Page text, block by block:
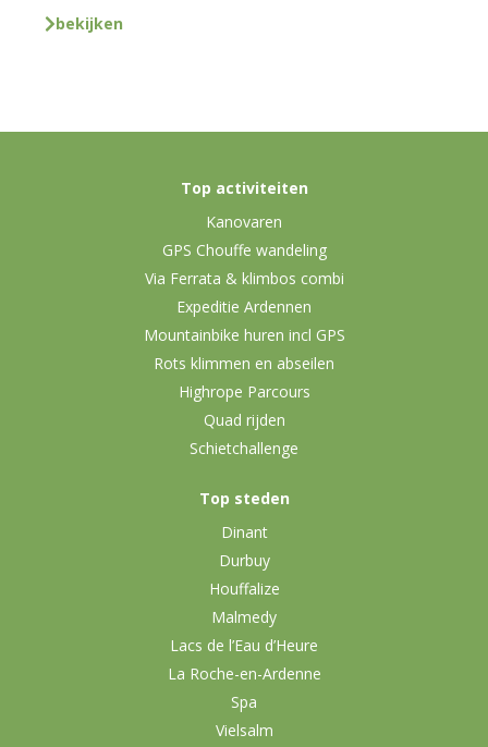
bekijken
Top activiteiten
Kanovaren
GPS Chouffe wandeling
Via Ferrata & klimbos combi
Expeditie Ardennen
Mountainbike huren incl GPS
Rots klimmen en abseilen
Highrope Parcours
Quad rijden
Schietchallenge
Top steden
Dinant
Durbuy
Houffalize
Malmedy
Lacs de l’Eau d’Heure
La Roche-en-Ardenne
Spa
Vielsalm